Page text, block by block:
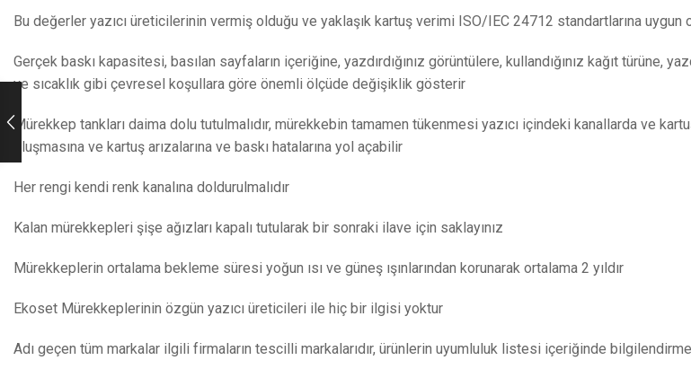
Bu değerler yazıcı üreticilerinin vermiş olduğu ve yaklaşık kartuş verimi ISO/IEC 24712 standartlarına
Gerçek baskı kapasitesi, basılan sayfaların içeriğine, yazdırdığınız görüntülere, kullandığınız kağıt türüne,
ve sıcaklık gibi çevresel koşullara göre önemli ölçüde değişiklik gösterir
Mürekkep tankları daima dolu tutulmalıdır, mürekkebin tamamen tükenmesi yazıcı içindeki kanallarda ve
oluşmasına ve kartuş arızalarına ve baskı hatalarına yol açabilir
Her rengi kendi renk kanalına doldurulmalıdır
Kalan mürekkepleri şişe ağızları kapalı tutularak bir sonraki ilave için saklayınız
Mürekkeplerin ortalama bekleme süresi yoğun ısı ve güneş ışınlarından korunarak ortalama 2 yıldır
Ekoset Mürekkeplerinin özgün yazıcı üreticileri ile hiç bir ilgisi yoktur
Adı geçen tüm markalar ilgili firmaların tescilli markalarıdır, ürünlerin uyumluluk listesi içeriğinde bilgilendirme